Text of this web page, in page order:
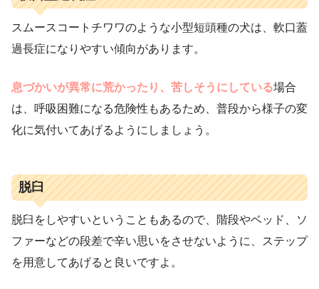
スムースコートチワワのような小型短頭種の犬は、軟口蓋
過長症になりやすい傾向があります。
息づかいが異常に荒かったり、苦しそうにしている場合
は、呼吸困難になる危険性もあるため、普段から様子の変
化に気付いてあげるようにしましょう。
脱臼
脱臼をしやすいということもあるので、階段やベッド、ソ
ファーなどの段差で辛い思いをさせないように、ステップ
を用意してあげると良いですよ。